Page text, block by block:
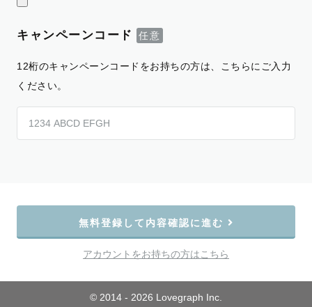
キャンペーンコード
12桁のキャンペーンコードをお持ちの方は、こちらにご入力
ください。
無料登録して内容確認に進む
アカウントをお持ちの方はこちら
© 2014 - 2026 Lovegraph Inc.